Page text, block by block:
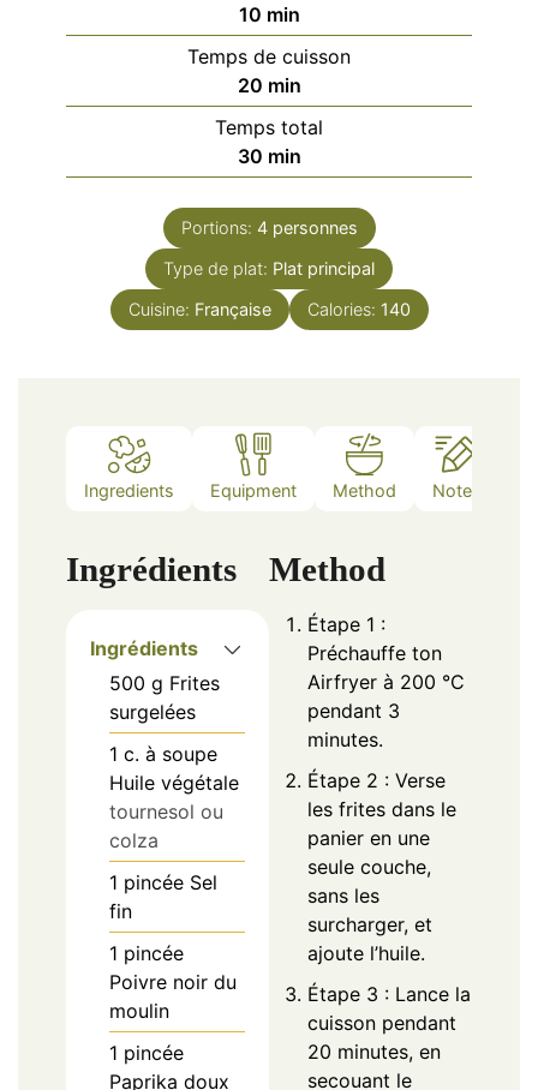
10minutes
min
Temps de cuisson
20minutes
min
Temps total
30minutes
min
Portions: 4 personnes
Type de plat: Plat principal
Cuisine: Française Calories: 140
Ingredients Equipment Method Notes
Ingrédients
Ingrédients
500 g Frites
surgelées
1 c. à soupe
Huile végétale
tournesol ou
colza
1 pincée Sel
fin
1 pincée
Poivre noir du
moulin
1 pincée
Paprika doux
Method
Étape 1 :
Préchauffe ton
Airfryer à 200 °C
pendant 3
minutes.
Étape 2 : Verse
les frites dans le
panier en une
seule couche,
sans les
surcharger, et
ajoute l’huile.
Étape 3 : Lance la
cuisson pendant
20 minutes, en
secouant le